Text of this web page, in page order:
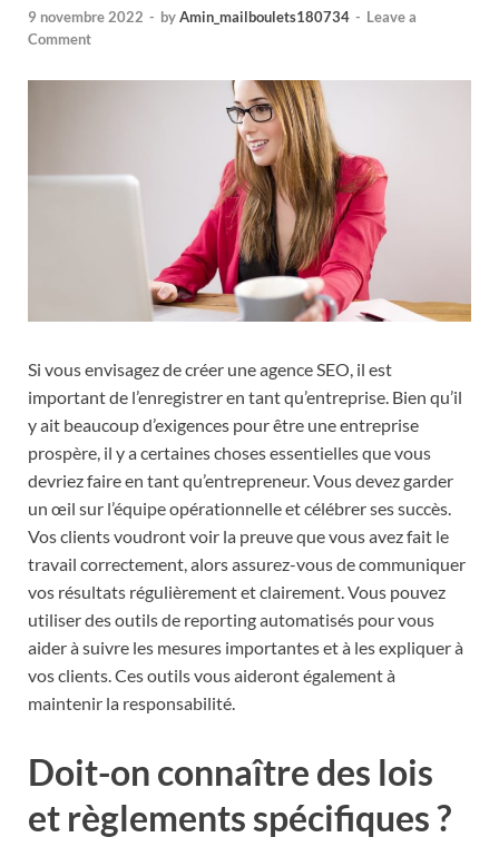
9 novembre 2022 - byAmin_mailboulets180734 - Leave a
Comment
Si vous envisagez de créer une agence SEO, il est
important de l’enregistrer en tant qu’entreprise. Bien qu’il
y ait beaucoup d’exigences pour être une entreprise
prospère, il y a certaines choses essentielles que vous
devriez faire en tant qu’entrepreneur. Vous devez garder
un œil sur l’équipe opérationnelle et célébrer ses succès.
Vos clients voudront voir la preuve que vous avez fait le
travail correctement, alors assurez-vous de communiquer
vos résultats régulièrement et clairement. Vous pouvez
utiliser des outils de reporting automatisés pour vous
aider à suivre les mesures importantes et à les expliquer à
vos clients. Ces outils vous aideront également à
maintenir la responsabilité.
Doit-on connaître des lois
et règlements spécifiques ?